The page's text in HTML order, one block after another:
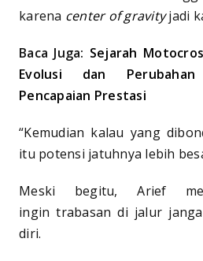
karena center of gravityjadi
Baca Juga: Sejarah
Evolusi dan
Pencapaian Prestasi
“Kemudian kalau yang
itu potensi jatuhnya lebih
Meski begitu, Arief
ingin trabasan di jalur
diri.